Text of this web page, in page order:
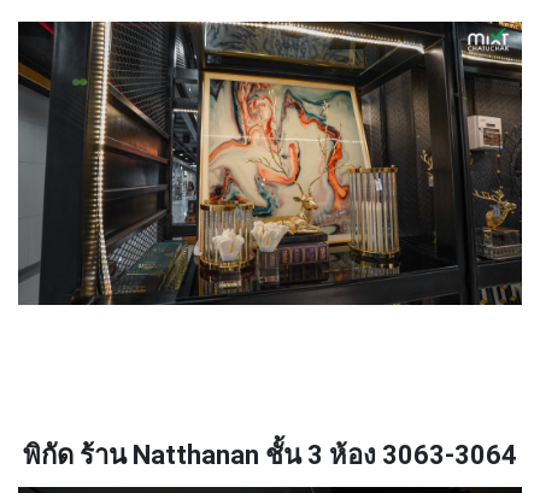
พิกัด ร้าน Natthanan ชั้น 3 ห้อง 3063-3064